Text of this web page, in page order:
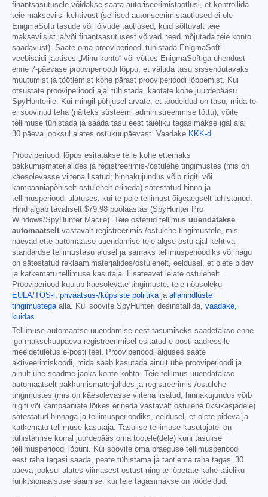
finantsasutusele võidakse saata autoriseerimistaotlusi, et kontrollida
teie makseviisi kehtivust (sellised autoriseerimistaotlused ei ole
EnigmaSofti tasude või lõivude taotlused, kuid sõltuvalt teie
makseviisist ja/või finantsasutusest võivad need mõjutada teie konto
saadavust). Saate oma prooviperioodi tühistada EnigmaSofti
veebisaidi jaotises „Minu konto“ või võttes EnigmaSoftiga ühendust
enne 7-päevase prooviperioodi lõppu, et vältida tasu sissenõutavaks
muutumist ja töötlemist kohe pärast prooviperioodi lõppemist. Kui
otsustate prooviperioodi ajal tühistada, kaotate kohe juurdepääsu
SpyHunterile. Kui mingil põhjusel arvate, et töödeldud on tasu, mida te
ei soovinud teha (näiteks süsteemi administreerimise tõttu), võite
tellimuse tühistada ja saada tasu eest täieliku tagasimakse igal ajal
30 päeva jooksul alates ostukuupäevast. Vaadake KKK-d.
Prooviperioodi lõpus esitatakse teile kohe ettemaks
pakkumismaterjalides ja registreerimis-/ostulehe tingimustes (mis on
käesolevasse viitena lisatud; hinnakujundus võib riigiti või
kampaaniapõhiselt ostulehelt erineda) sätestatud hinna ja
tellimusperioodi ulatuses, kui te pole tellimust õigeaegselt tühistanud.
Hind algab tavaliselt $79.98 poolaastas (SpyHunter Pro
Windows/SpyHunter Macile). Teie ostetud tellimus uuendatakse
automaatselt vastavalt registreerimis-/ostulehe tingimustele, mis
näevad ette automaatse uuendamise teie algse ostu ajal kehtiva
standardse tellimustasu alusel ja samaks tellimusperioodiks või nagu
on sätestatud reklaamimaterjalides/ostulehelt, eeldusel, et olete pidev
ja katkematu tellimuse kasutaja. Lisateavet leiate ostulehelt.
Prooviperiood kuulub käesolevate tingimuste, teie nõusoleku
EULA/TOS-i, privaatsus-/küpsiste poliitikaja allahindluste
tingimustegaalla. Kui soovite SpyHunteri desinstallida, vaadake,
kuidas.
Tellimuse automaatse uuendamise eest tasumiseks saadetakse enne
iga maksekuupäeva registreerimisel esitatud e-posti aadressile
meeldetuletus e-posti teel. Prooviperioodi alguses saate
aktiveerimiskoodi, mida saab kasutada ainult ühe prooviperioodi ja
ainult ühe seadme jaoks konto kohta. Teie tellimus uuendatakse
automaatselt pakkumismaterjalides ja registreerimis-/ostulehe
tingimustes (mis on käesolevasse viitena lisatud; hinnakujundus võib
riigiti või kampaaniate lõikes erineda vastavalt ostulehe üksikasjadele)
sätestatud hinnaga ja tellimusperioodiks, eeldusel, et olete pideva ja
katkematu tellimuse kasutaja. Tasulise tellimuse kasutajatel on
tühistamise korral juurdepääs oma tootele(dele) kuni tasulise
tellimusperioodi lõpuni. Kui soovite oma praeguse tellimusperioodi
eest raha tagasi saada, peate tühistama ja taotlema raha tagasi 30
päeva jooksul alates viimasest ostust ning te lõpetate kohe täieliku
funktsionaalsuse saamise, kui teie tagasimakse on töödeldud.